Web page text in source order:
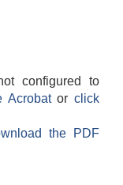
configured to
Acrobatorclick
the PDF